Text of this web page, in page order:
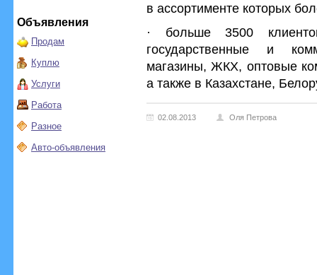
Объявления
Продам
Куплю
Услуги
Работа
Разное
Авто-объявления
в ассортименте которых
· больше 3500
государственные и
магазины, ЖКХ, оптовые
а также в Казахстане,
02.08.2013 Оля Петрова